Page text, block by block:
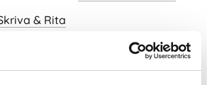
& Rita
/ Konstnärspennor /Akvarellpen